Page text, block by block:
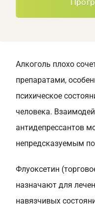
Алкоголь плохо
препаратами,
психическое
человека.
антидепрессантов
непредсказуемым
Флуоксетин
назначают для
навязчивых